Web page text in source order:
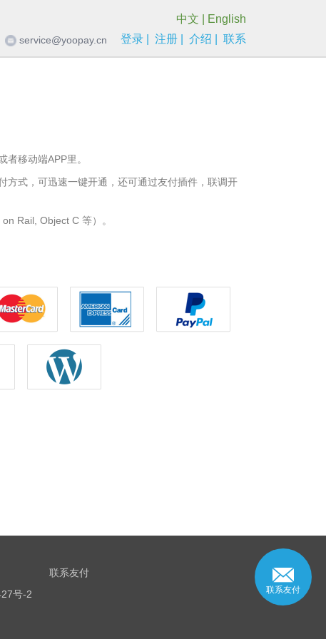
service@yoopay.cn
中文
English
登录
注册 介绍 联系
移动端APP里。
方式，可迅速一键开通，还可通过友付插件，联调开
Rail, Object C 等）。
联系友付
联系友付
号-2